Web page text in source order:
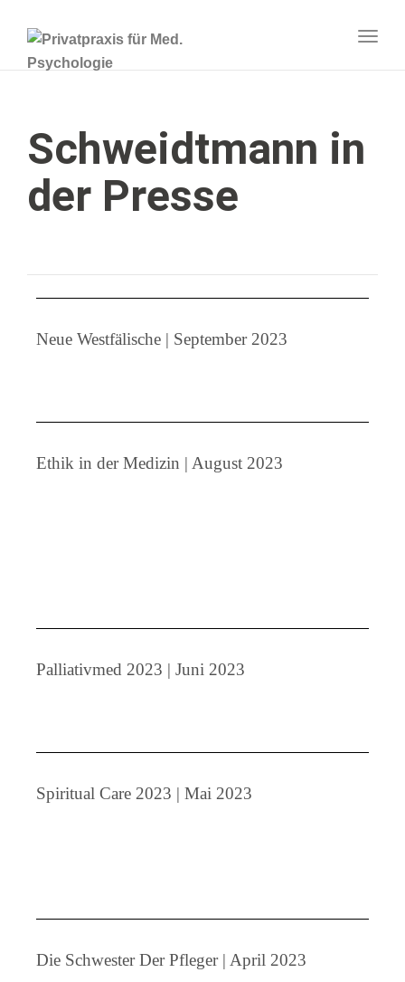
Schweidtmann in
der Presse
Neue Westfälische | September 2023
Ethik in der Medizin | August 2023
Palliativmed 2023 | Juni 2023
Spiritual Care 2023 | Mai 2023
Die Schwester Der Pfleger | April 2023